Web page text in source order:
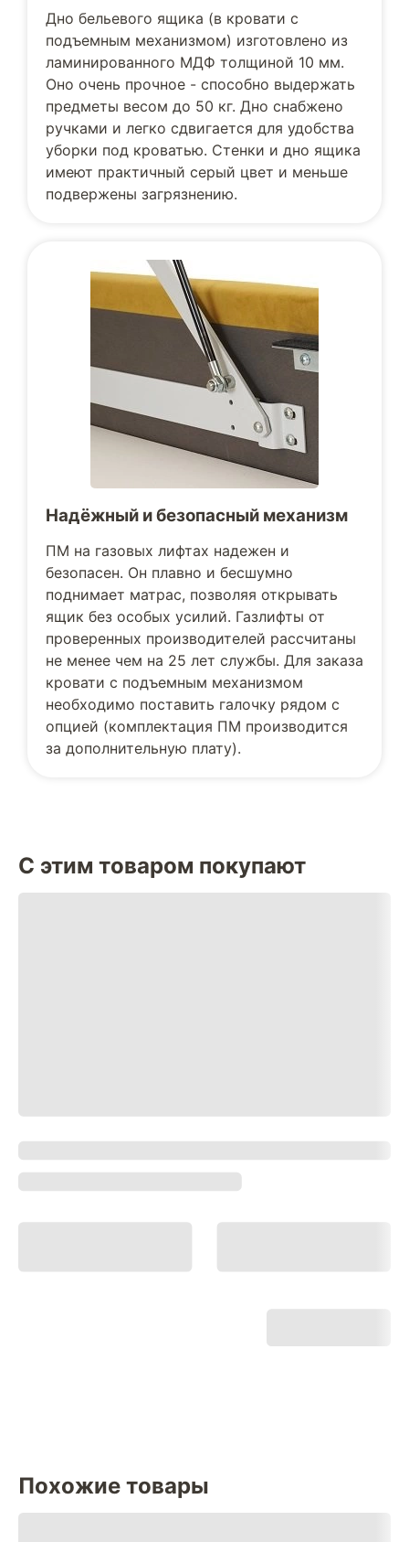
Дно бельевого ящика (в кровати с
подъемным механизмом) изготовлено из
ламинированного МДФ толщиной 10 мм.
Оно очень прочное - способно выдержать
предметы весом до 50 кг. Дно снабжено
ручками и легко сдвигается для удобства
уборки под кроватью. Стенки и дно ящика
имеют практичный серый цвет и меньше
подвержены загрязнению.
Надёжный и безопасный механизм
ПМ на газовых лифтах надежен и
безопасен. Он плавно и бесшумно
поднимает матрас, позволяя открывать
ящик без особых усилий. Газлифты от
проверенных производителей рассчитаны
не менее чем на 25 лет службы. Для заказа
кровати с подъемным механизмом
необходимо поставить галочку рядом с
опцией (комплектация ПМ производится
за дополнительную плату).
С этим товаром покупают
Похожие товары